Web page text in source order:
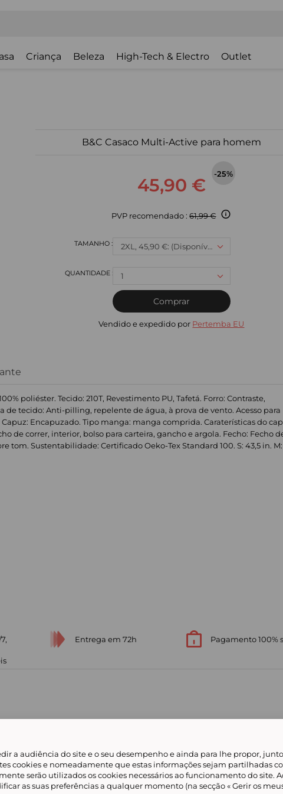
Criança Beleza High-Tech & Electro Outlet
B&C Casaco Multi-Active para homem
45,90 €
-25%
PVP recomendado :61,99 €
2XL, 45,90 €: (Disponível)
1
Comprar
Vendido e expedido por Pertemba EU
poliéster. Tecido: 210T, Revestimento PU, Tafetá. Forro: Contraste,
de tecido: Anti-pilling, repelente de água, à prova de vento. Acesso para
Encapuzado. Tipo manga: manga comprida. Caraterísticas do
de correr, interior, bolso para carteira, gancho e argola. Fecho: Fecho
tom. Sustentabilidade: Certificado Oeko-Tex Standard 100. S: 43,5 in. M:
Entrega em 72h Pagamento 100%
Showroomprive group Ajuda e Contacto Gerir os meus cookies
a audiência do site e o seu desempenho e ainda para lhe propor, junto
cookies e nomeadamente que estas informações sejam partilhadas
serão utilizados os cookies necessários ao funcionamento do site.
as suas preferências a qualquer momento (na secção « Gerir os